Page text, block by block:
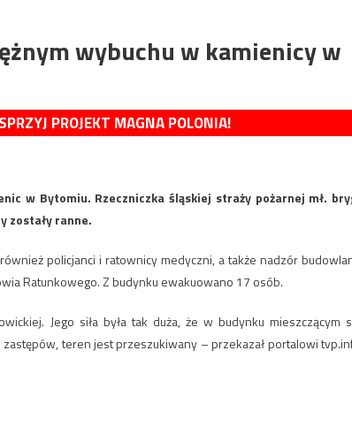
wybuchu w kamienicy w
PROJEKT MAGNA POLONIA!
w Bytomiu. Rzeczniczka śląskiej straży pożarnej mł.
zostały ranne.
policjanci i ratownicy medyczni, a także nadzór
Ratunkowego. Z budynku ewakuowano 17 osób.
Jego siła była tak duża, że w budynku mieszczącym
teren jest przeszukiwany – przekazał portalowi